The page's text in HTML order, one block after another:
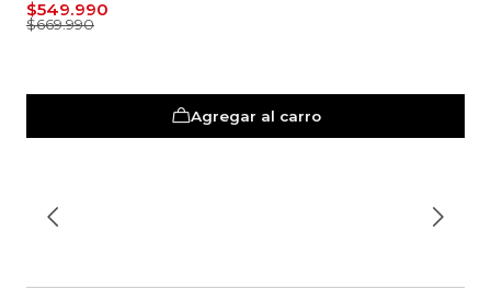
$549.990
$669.990
Agregar al carro